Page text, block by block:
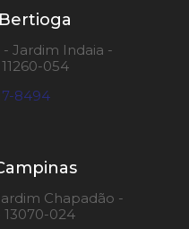
- Jardim Indaia -
054
8494
Chapadão -
13070-024